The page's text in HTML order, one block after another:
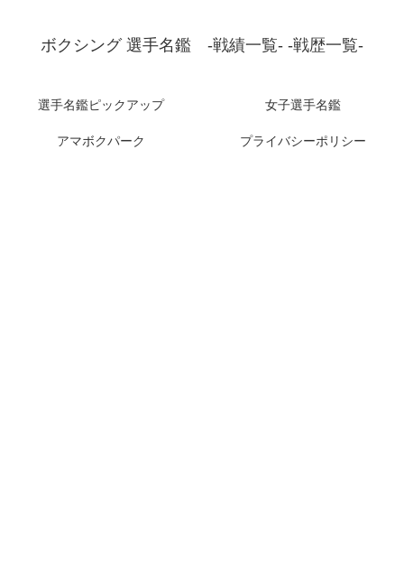
ボクシング 選手名鑑 -戦績一覧- -戦歴一覧-
選手名鑑ピックアップ 女子選手名鑑
アマボクパーク プライバシーポリシー